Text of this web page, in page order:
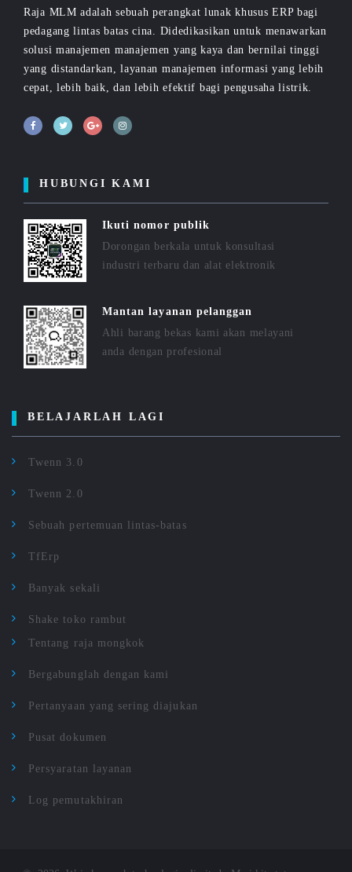
Raja MLM adalah sebuah perangkat lunak khusus ERP bagi
pedagang lintas batas cina. Didedikasikan untuk menawarkan
solusi manajemen manajemen yang kaya dan bernilai tinggi
yang distandarkan, layanan manajemen informasi yang lebih
cepat, lebih baik, dan lebih efektif bagi pengusaha listrik.
HUBUNGI KAMI
Ikuti nomor publik
Dorongan berkala untuk konsultasi
industri terbaru dan alat elektronik
Mantan layanan pelanggan
Ahli barang bekas kami akan melayani
anda dengan profesional
BELAJARLAH LAGI
Twenn 3.0
Twenn 2.0
Sebuah pertemuan lintas-batas
TfErp
Banyak sekali
Shake toko rambut
Tentang raja mongkok
Bergabunglah dengan kami
Pertanyaan yang sering diajukan
Pusat dokumen
Persyaratan layanan
Log pemutakhiran